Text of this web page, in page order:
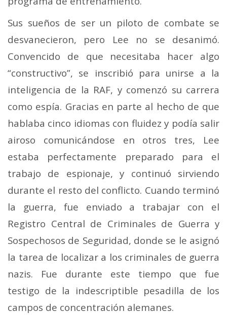
Sus sueños de ser un piloto de combate se
desvanecieron, pero Lee no se desanimó.
Convencido de que necesitaba hacer algo
“constructivo”, se inscribió para unirse a la
inteligencia de la RAF, y comenzó su carrera
como espía. Gracias en parte al hecho de que
hablaba cinco idiomas con fluidez y podía salir
airoso comunicándose en otros tres, Lee
estaba perfectamente preparado para el
trabajo de espionaje, y continuó sirviendo
durante el resto del conflicto. Cuando terminó
la guerra, fue enviado a trabajar con el
Registro Central de Criminales de Guerra y
Sospechosos de Seguridad, donde se le asignó
la tarea de localizar a los criminales de guerra
nazis. Fue durante este tiempo que fue
testigo de la indescriptible pesadilla de los
campos de concentración alemanes.